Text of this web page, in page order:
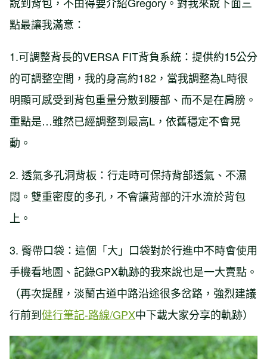
點最讓我滿意：
1.可調整背長的VERSA FIT背負系統：提供約15公分
的可調整空間，我的身高約182，當我調整為L時很
明顯可感受到背包重量分散到腰部、而不是在肩膀。
重點是…雖然已經調整到最高L，依舊穩定不會晃
動。
2. 透氣多孔洞背板：行走時可保持背部透氣、不濕
悶。雙重密度的多孔，不會讓背部的汗水流於背包
上。
3. 臀帶口袋：這個「大」口袋對於行進中不時會使用
手機看地圖、記錄GPX軌跡的我來說也是一大賣點。
（再次提醒，淡蘭古道中路沿途很多岔路，強烈建議
行前到健行筆記-路線/GPX中下載大家分享的軌跡）